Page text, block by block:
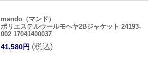
CIRCOLO1901（チルコロ1901）
ガーメントダイカシミアタッチジャージモックネ
ックカットソー 447505 12042601109
14,630円 (税込)